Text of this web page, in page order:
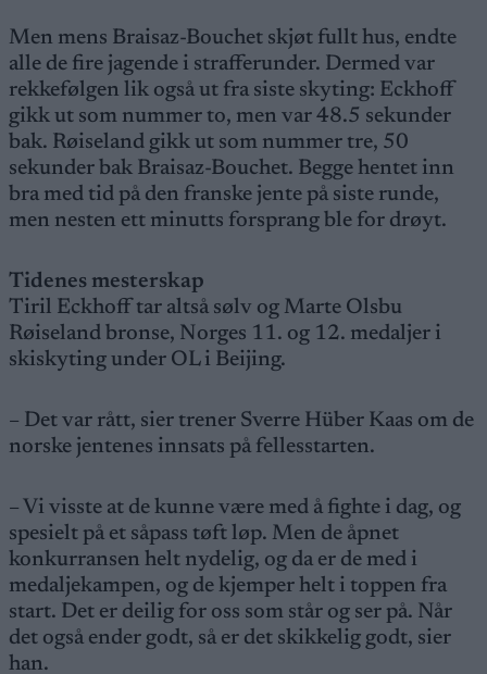
Men mens Braisaz-Bouchet skjøt fullt hus, endte
alle de fire jagende i strafferunder. Dermed var
rekkefølgen lik også ut fra siste skyting: Eckhoff
gikk ut som nummer to, men var 48.5 sekunder
bak. Røiseland gikk ut som nummer tre, 50
sekunder bak Braisaz-Bouchet. Begge hentet inn
bra med tid på den franske jente på siste runde,
men nesten ett minutts forsprang ble for drøyt.
Tidenes mesterskap
Tiril Eckhoff tar altså sølv og Marte Olsbu
Røiseland bronse, Norges 11. og 12. medaljer i
skiskyting under OL i Beijing.
– Det var rått, sier trener Sverre Hüber Kaas om de
norske jentenes innsats på fellesstarten.
– Vi visste at de kunne være med å fighte i dag, og
spesielt på et såpass tøft løp. Men de åpnet
konkurransen helt nydelig, og da er de med i
medaljekampen, og de kjemper helt i toppen fra
start. Det er deilig for oss som står og ser på. Når
det også ender godt, så er det skikkelig godt, sier
han.